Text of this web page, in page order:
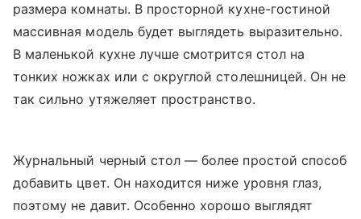
размера комнаты. В просторной кухне-гостиной
массивная модель будет выглядеть выразительно.
В маленькой кухне лучше смотрится стол на
тонких ножках или с округлой столешницей. Он не
так сильно утяжеляет пространство.
Журнальный черный стол — более простой способ
добавить цвет. Он находится ниже уровня глаз,
поэтому не давит. Особенно хорошо выглядят